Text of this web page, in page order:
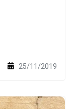
25/11/2019